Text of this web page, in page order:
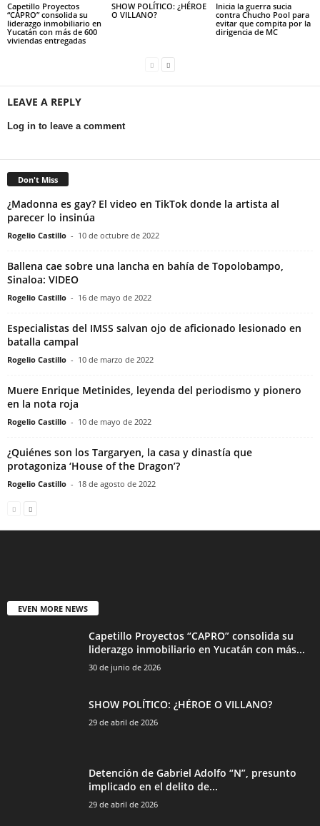
Capetillo Proyectos
“CAPRO” consolida su
liderazgo inmobiliario en
Yucatán con más de 600
viviendas entregadas
SHOW POLÍTICO: ¿HÉROE
O VILLANO?
Inicia la guerra sucia
contra Chucho Pool para
evitar que compita por la
dirigencia de MC
LEAVE A REPLY
Log in to leave a comment
Don't Miss
¿Madonna es gay? El video en TikTok donde la artista al
parecer lo insinúa
Rogelio Castillo - 10 de octubre de 2022
Ballena cae sobre una lancha en bahía de Topolobampo,
Sinaloa: VIDEO
Rogelio Castillo - 16 de mayo de 2022
Especialistas del IMSS salvan ojo de aficionado lesionado en
batalla campal
Rogelio Castillo - 10 de marzo de 2022
Muere Enrique Metinides, leyenda del periodismo y pionero
en la nota roja
Rogelio Castillo - 10 de mayo de 2022
¿Quiénes son los Targaryen, la casa y dinastía que
protagoniza ‘House of the Dragon’?
Rogelio Castillo - 18 de agosto de 2022
EVEN MORE NEWS
Capetillo Proyectos “CAPRO” consolida su
liderazgo inmobiliario en Yucatán con más...
30 de junio de 2026
SHOW POLÍTICO: ¿HÉROE O VILLANO?
29 de abril de 2026
Detención de Gabriel Adolfo “N”, presunto
implicado en el delito de...
29 de abril de 2026